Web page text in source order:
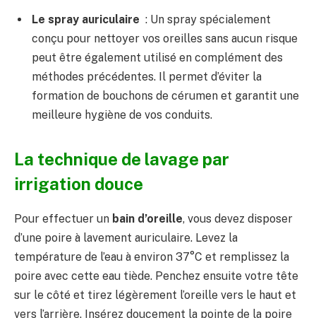
Le spray auriculaire : Un spray spécialement
conçu pour nettoyer vos oreilles sans aucun risque
peut être également utilisé en complément des
méthodes précédentes. Il permet d’éviter la
formation de bouchons de cérumen et garantit une
meilleure hygiène de vos conduits.
La technique de lavage par
irrigation douce
Pour effectuer un bain d’oreille, vous devez disposer
d’une poire à lavement auriculaire. Levez la
température de l’eau à environ 37°C et remplissez la
poire avec cette eau tiède. Penchez ensuite votre tête
sur le côté et tirez légèrement l’oreille vers le haut et
vers l’arrière. Insérez doucement la pointe de la poire